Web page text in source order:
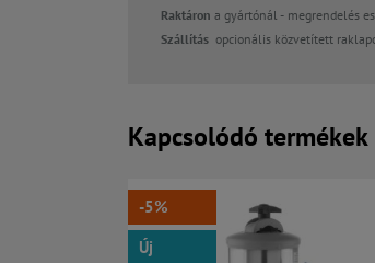
Raktáron a gyártónál - megrendelés
Szállítás opcionális közvetített
Kapcsolódó termékek
-5%
Új